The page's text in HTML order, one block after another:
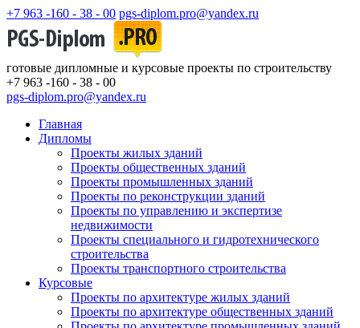
+7 963 -160 - 38 - 00 pgs-diplom.pro@yandex.ru
готовые дипломные и курсовые проекты по строительству
+7 963 -160 - 38 - 00
pgs-diplom.pro@yandex.ru
Главная
Дипломы
Проекты жилых зданий
Проекты общественных зданий
Проекты промышленных зданий
Проекты по реконструкции зданий
Проекты по управлению и экспертизе
недвижимости
Проекты специального и гидротехнического
строительства
Проекты транспортного строительства
Курсовые
Проекты по архитектуре жилых зданий
Проекты по архитектуре общественных зданий